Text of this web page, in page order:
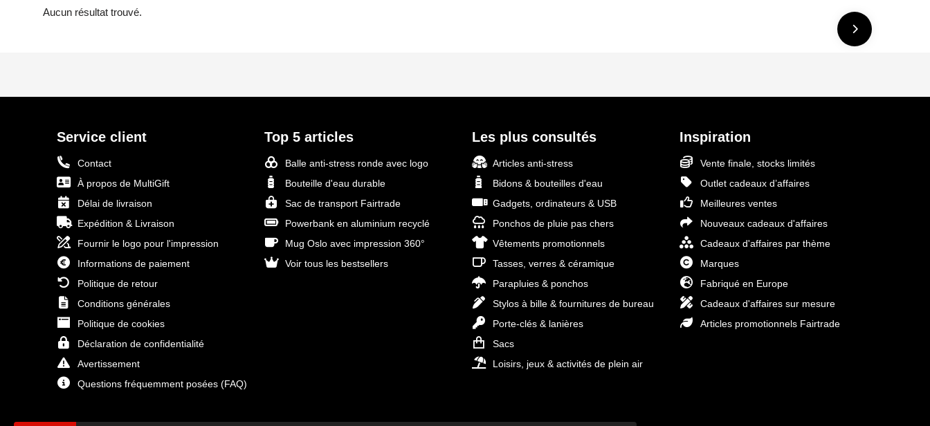
Aucun résultat trouvé.
Service client
Contact
À propos de MultiGift
Délai de livraison
Expédition & Livraison
Fournir le logo pour l'impression
Informations de paiement
Politique de retour
Conditions générales
Politique de cookies
Déclaration de confidentialité
Avertissement
Questions fréquemment posées (FAQ)
Top 5 articles
Balle anti-stress ronde avec logo
Bouteille d'eau durable
Sac de transport Fairtrade
Powerbank en aluminium recyclé
Mug Oslo avec impression 360°
Voir tous les bestsellers
Les plus consultés
Articles anti-stress
Bidons & bouteilles d'eau
Gadgets, ordinateurs & USB
Ponchos de pluie pas chers
Vêtements promotionnels
Tasses, verres & céramique
Parapluies & ponchos
Stylos à bille & fournitures de bureau
Porte-clés & lanières
Sacs
Loisirs, jeux & activités de plein air
Inspiration
Vente finale, stocks limités
Outlet cadeaux d’affaires
Meilleures ventes
Nouveaux cadeaux d'affaires
Cadeaux d'affaires par thème
Marques
Fabriqué en Europe
Cadeaux d'affaires sur mesure
Articles promotionnels Fairtrade